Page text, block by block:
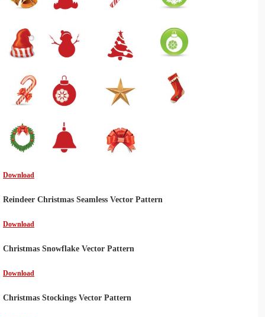
Download
Reindeer Christmas Seamless Vector Pattern
Download
Christmas Snowflake Vector Pattern
Download
Christmas Stockings Vector Pattern